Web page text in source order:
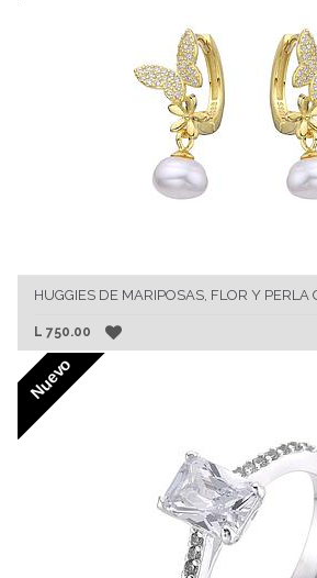
HUGGIES DE MARIPOSAS, FLOR Y PERLA
L 750.00
Nuevo